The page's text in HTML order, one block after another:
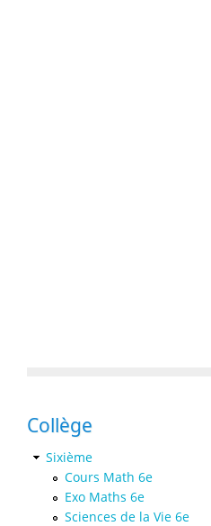
Collège
Sixième
Cours Math 6e
Exo Maths 6e
Sciences de la Vie 6e